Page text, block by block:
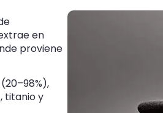
en
proviene
titanio y